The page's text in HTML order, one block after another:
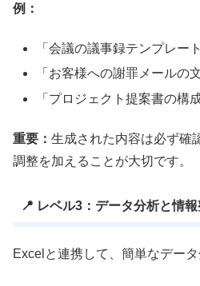
例：
「会議の議事録テンプレー
「お客様への謝罪メールの
「プロジェクト提案書の構
重要： 生成された内容は必ず確
調整を加えることが大切です。
📍 レベル3：データ分析と情報
Excelと連携して、簡単なデータ